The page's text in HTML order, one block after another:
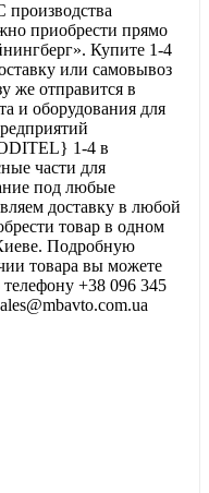
приобрести прямо
Купите 1-4
или самовывоз
же отправится в
и оборудования для
1-4 в
части для
под любые
доставку в любой
товар в одном
Подробную
товара вы можете
+38 096 345